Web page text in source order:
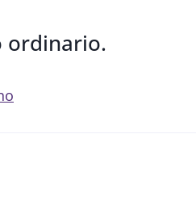
ordinario.